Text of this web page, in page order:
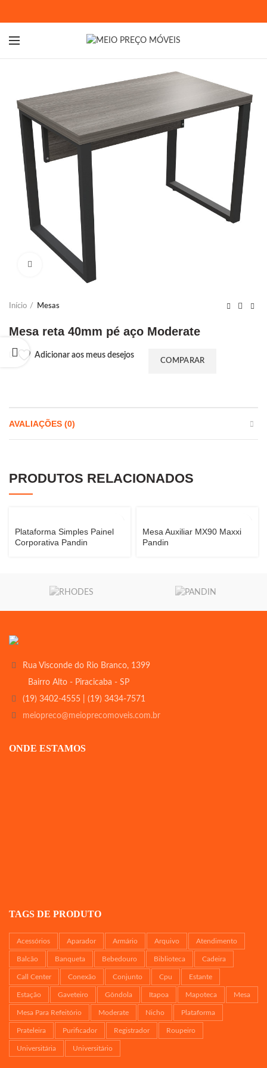
Ampliar
Início Mesas
Mesa reta 40mm pé aço Moderate
Adicionar aos meus desejos
COMPARAR
AVALIAÇÕES (0)
PRODUTOS RELACIONADOS
Plataforma Simples Painel
Corporativa Pandin
Mesa Auxiliar MX90 Maxxi
Pandin
Rua Visconde do Rio Branco, 1399
Bairro Alto - Piracicaba - SP
(19) 3402-4555 | (19) 3434-7571
meiopreco@meioprecomoveis.com.br
ONDE ESTAMOS
TAGS DE PRODUTO
Acessórios Aparador Armário Arquivo Atendimento
Balcão Banqueta Bebedouro Biblioteca Cadeira
Call Center Conexão Conjunto Cpu Estante
Estação Gaveteiro Gôndola Itapoa Mapoteca Mesa
Mesa Para Refeitório Moderate Nicho Plataforma
Prateleira Purificador Registrador Roupeiro
Universitária Universitário